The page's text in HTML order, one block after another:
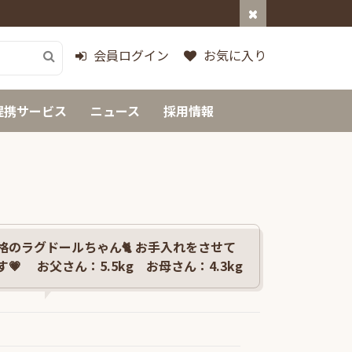
会員ログイン お気に入り
携サービス ニュース 採用情報
のラグドールちゃん🐈 お手入れをさせて
す💗 お父さん：5.5kg お母さん：4.3kg